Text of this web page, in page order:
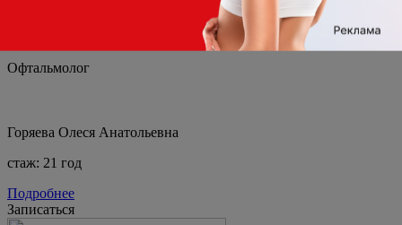
Офтальмолог
Горяева Олеся Анатольевна
стаж: 21 год
Подробнее
Записаться